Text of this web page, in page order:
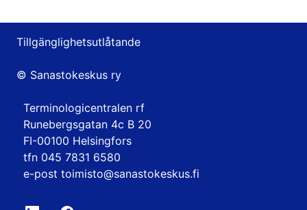
Tillgänglighetsutlåtande
© Sanastokeskus ry
Terminologicentralen rf
Runebergsgatan 4c B 20
FI-00100 Helsingfors
tfn 045 7831 6580
e-post toimisto@sanastokeskus.fi